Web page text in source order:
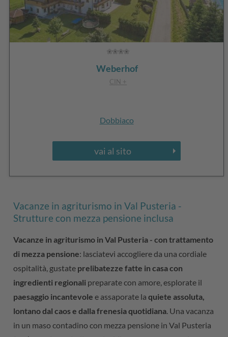
Weberhof
CIN +
Dobbiaco
vai al sito
Vacanze in agriturismo in Val Pusteria -
Strutture con mezza pensione inclusa
Vacanze in agriturismo in Val Pusteria - con trattamento
di mezza pensione: lasciatevi accogliere da una cordiale
ospitalità, gustate prelibatezze fatte in casa con
ingredienti regionali preparate con amore, esplorate il
paesaggio incantevole e assaporate laquiete assoluta,
lontano dal caos e dalla frenesia quotidiana . Una vacanza
in un maso contadino con mezza pensione in Val Pusteria